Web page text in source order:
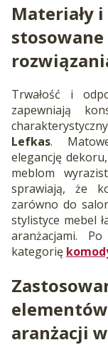
Materiały
Trwałość i
zapewniają
Lefkas.
elegancję
meblom
sprawiają, że
zarówno do
stylistyce mebel
aranżacjami.
kategorię
aranżacji